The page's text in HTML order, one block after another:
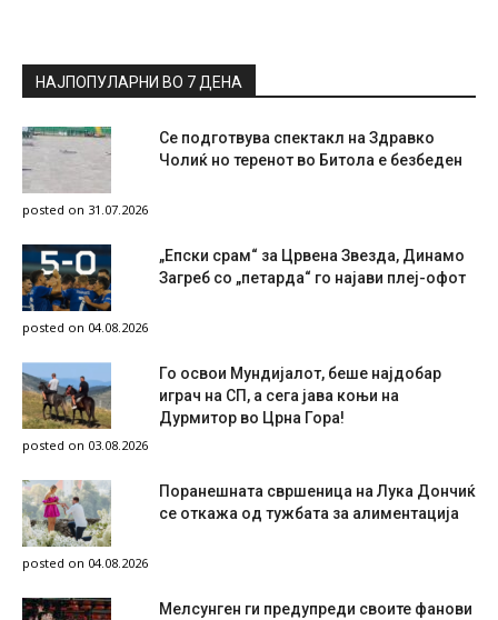
НАЈПОПУЛАРНИ ВО 7 ДЕНА
Се подготвува спектакл на Здравко
Чолиќ но теренот во Битола е безбеден
posted on 31.07.2026
„Епски срам“ за Црвена Звезда, Динамо
Загреб со „петарда“ го најави плеј-офот
posted on 04.08.2026
Го освои Мундијалот, беше најдобар
играч на СП, а сега јава коњи на
Дурмитор во Црна Гора!
posted on 03.08.2026
Поранешната свршеница на Лука Дончиќ
се откажа од тужбата за алиментација
posted on 04.08.2026
Мелсунген ги предупреди своите фанови